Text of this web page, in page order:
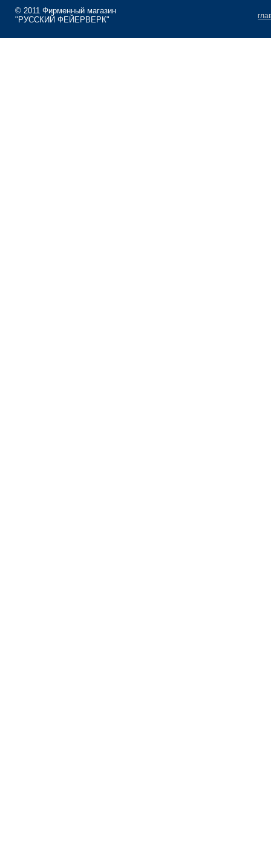
© 2011 Фирменный магазин
"РУССКИЙ ФЕЙЕРВЕРК"